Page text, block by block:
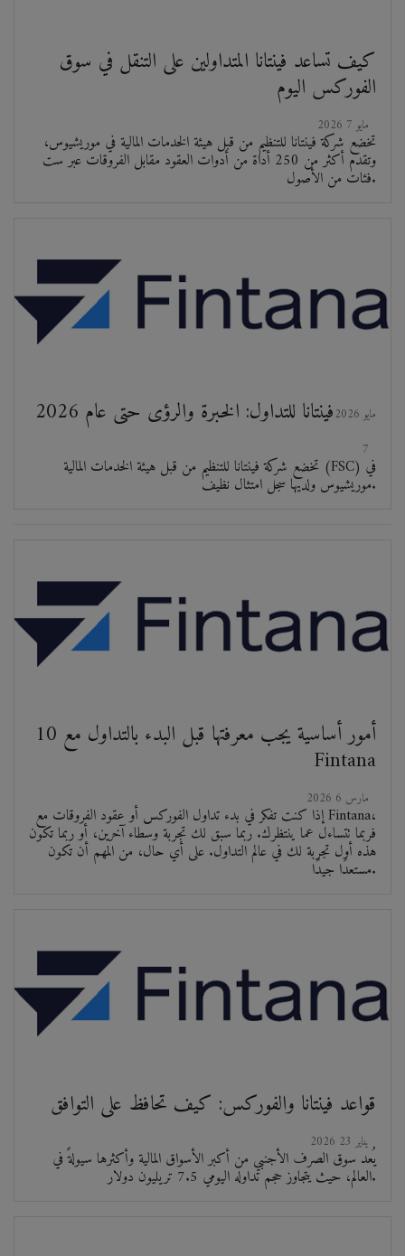
كيف تساعد فينتانا المتداولين على التنقل في سوق
الفوركس اليوم
تخضع شركة فينتانا للتنظيم من قبل هيئة الخدمات المالية في موريشيوس،
وتقدم أكثر من 250 أداة من أدوات العقود مقابل الفروقات عبر ست
فئات من الأصول.
فينتانا للتداول: الخبرة والرؤى حتى عام 20262026 مايو
تخضع شركة فينتانا للتنظيم من قبل هيئة الخدمات المالية (FSC) في
موريشيوس ولديها سجل امتثال نظيف.
10 أمور أساسية يجب معرفتها قبل البدء بالتداول مع
Fintana
إذا كنت تفكر في بدء تداول الفوركس أو عقود الفروقات مع Fintana،
فربما تتساءل عما ينتظرك. ربما سبق لك تجربة وسطاء آخرين، أو ربما تكون
هذه أول تجربة لك في عالم التداول. على أي حال، من المهم أن تكون
مستعدًا جيدًا.
قواعد فينتانا والفوركس: كيف تحافظ على التوافق
2026 يناير 23
يُعد سوق الصرف الأجنبي من أكبر الأسواق المالية وأكثرها سيولةً في
العالم، حيث يتجاوز حجم تداوله اليومي 7.5 تريليون دولار.